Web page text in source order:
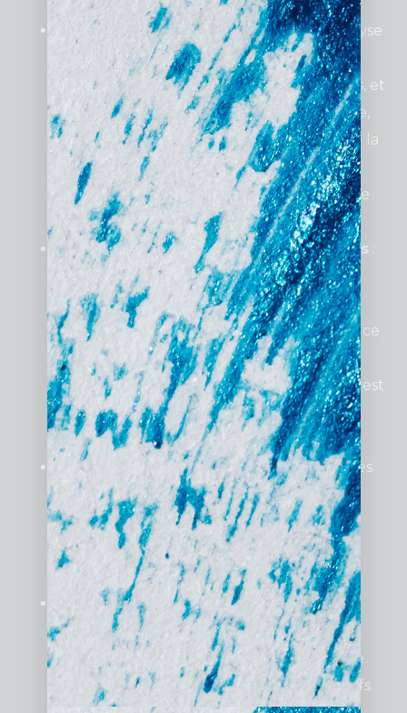
Audit de compte sur mesure: Une analyse
approfondie des campagnes existantes
permet d’identifier les forces, les faiblesses, et
les opportunités inexploitées. Par exemple,
un restaurant lyonnais dans le quartier de la
Croix-Rousse pourrait découvrir des mots-
clés plus pertinents pour cibler sa clientèle
locale.
Création de campagnes personnalisées :
Les agences conçoivent des campagnes
Google Ads adaptées aux spécificités de
votre activité. Que vous soyez un commerce
de détail à Confluence ou une entreprise
industrielle à Gerland, chaque campagne est
conçue pour maximiser votre impact
publicitaire.
Optimisation continue
: Les performances
de vos campagnes sont régulièrement
analysées pour ajuster les enchères, les
mots-clés, et les ciblages, garantissant un
retour sur investissement optimal.
Reporting détaillé et clair
: Des rapports
réguliers vous permettent de suivre vos
performances en détail et de comprendre
l’impact de vos campagnes sur vos objectifs